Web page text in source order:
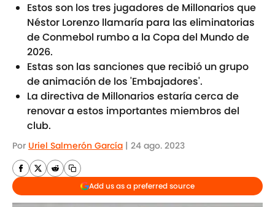
Estos son los tres jugadores de Millonarios que
Néstor Lorenzo llamaría para las eliminatorias
de Conmebol rumbo a la Copa del Mundo de
2026.
Estas son las sanciones que recibió un grupo
de animación de los 'Embajadores'.
La directiva de Millonarios estaría cerca de
renovar a estos importantes miembros del
club.
Por Uriel Salmerón García | 24 ago. 2023
Add us as a preferred source